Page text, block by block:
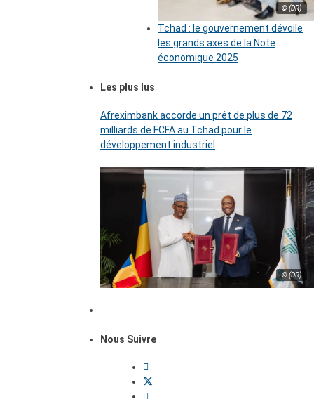
© (DR)
Tchad : le gouvernement dévoile
les grands axes de la Note
économique 2025
Les plus lus
Afreximbank accorde un prêt de plus de 72
milliards de FCFA au Tchad pour le
développement industriel
© (DR)
Nous Suivre